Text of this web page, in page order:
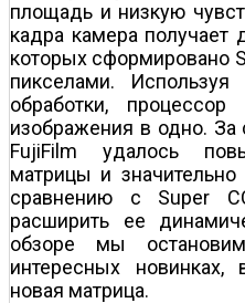
площадь и низкую
кадра камера получает
которых сформировано
пикселами. Используя
обработки,
изображения в одно. За
FujiFilm удалось
матрицы и
сравнению с Super
расширить ее
обзоре мы
интересных новинках,
новая матрица.